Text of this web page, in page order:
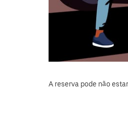
A reserva pode não